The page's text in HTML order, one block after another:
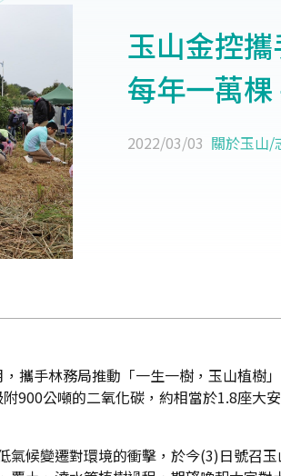
玉山金控攜
每年一萬
2022/03/03 關於玉山/
攜手林務局推動「一生一樹，玉山植樹
900公噸的二氧化碳，約相當於1.8座大
氣候變遷對環境的衝擊，於今(3)日號召